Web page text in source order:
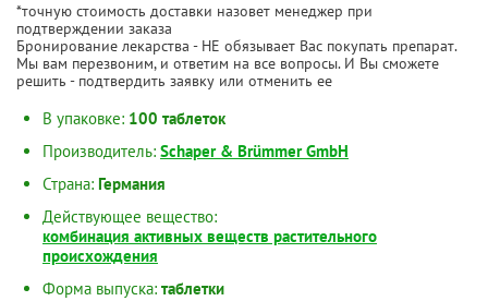
*точную стоимость доставки назовет менеджер при
подтверждении заказа
Бронирование лекарства - НЕ обязывает Вас покупать препарат.
Мы вам перезвоним, и ответим на все вопросы. И Вы сможете
решить - подтвердить заявку или отменить ее
В упаковке: 100 таблеток
Производитель: Schaper & Brümmer GmbH
Страна: Германия
Действующее вещество:
комбинация активных веществ растительного
происхождения
Форма выпуска: таблетки